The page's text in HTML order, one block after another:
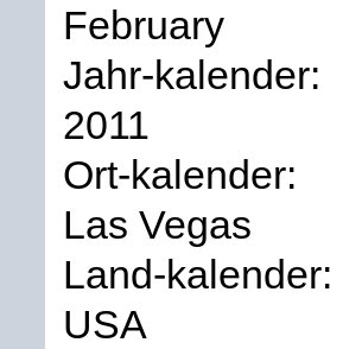
February
Jahr-kalender:
2011
Ort-kalender:
Las Vegas
Land-kalender:
USA